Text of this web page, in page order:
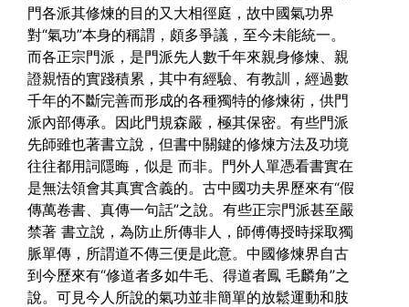
門各派其修煉的目的又大相徑庭，故中國氣功界
對“氣功”本身的稱謂，頗多爭議，至今未能統一。
而各正宗門派，是門派先人數千年來親身修煉、親
證親悟的實踐積累，其中有經驗、有教訓，經過數
千年的不斷完善而形成的各種獨特的修煉術，供門
派內部傳承。因此門規森嚴，極其保密。有些門派
先師雖也著書立說，但書中關鍵的修煉方法及功境
往往都用詞隱晦，似是 而非。門外人單憑看書實在
是無法領會其真實含義的。古中國功夫界歷來有“假
傳萬卷書、真傳一句話”之說。有些正宗門派甚至嚴
禁著 書立說，為防止所傳非人，師傅傳授時採取獨
脈單傳，所謂道不傳三便是此意。中國修煉界自古
到今歷來有“修道者多如牛毛、得道者鳳 毛麟角”之
說。可見今人所說的氣功並非簡單的放鬆運動和肢